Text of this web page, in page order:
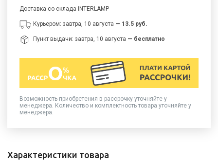
Доставка со склада INTERLAMP
Курьером: завтра, 10 августа — 13.5 руб.
Пункт выдачи: завтра, 10 августа — бесплатно
Возможность приобретения в рассрочку уточняйте у
менеджера. Количество и комплектность товара уточняйте у
менеджера.
Характеристики товара